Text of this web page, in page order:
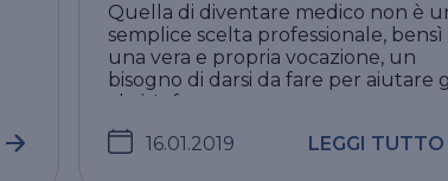
Quella di diventare medico non è
semplice scelta professionale, bensì
una vera e propria vocazione, un
bisogno di darsi da fare per aiutare
altri. Infat ...
16.01.2019
LEGGI TUTTO